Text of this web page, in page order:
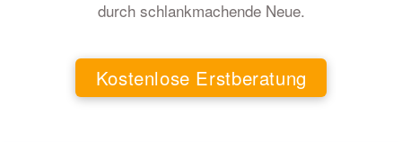
durch schlankmachende Neue.
Kostenlose Erstberatung